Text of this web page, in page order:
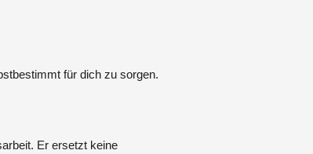
für dich zu sorgen.
Er ersetzt keine